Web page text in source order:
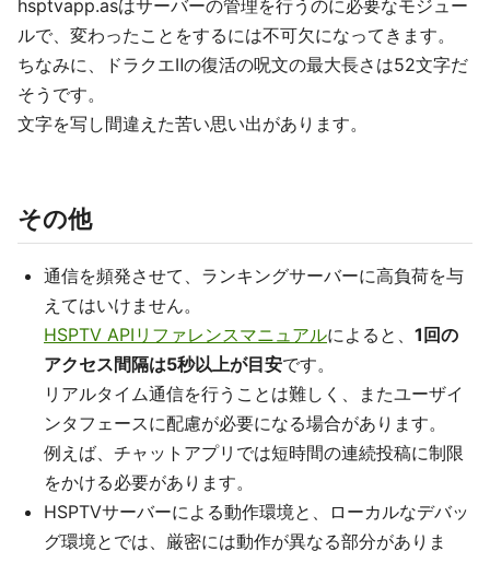
hsptvapp.asはサーバーの管理を行うのに必要なモジュー
ルで、変わったことをするには不可欠になってきます。
ちなみに、ドラクエⅡの復活の呪文の最大長さは52文字だ
そうです。
文字を写し間違えた苦い思い出があります。
その他
通信を頻発させて、ランキングサーバーに高負荷を与
えてはいけません。
HSPTV APIリファレンスマニュアルによると、 1回の
アクセス間隔は5秒以上が目安です。
リアルタイム通信を行うことは難しく、またユーザイ
ンタフェースに配慮が必要になる場合があります。
例えば、チャットアプリでは短時間の連続投稿に制限
をかける必要があります。
HSPTVサーバーによる動作環境と、ローカルなデバッ
グ環境とでは、厳密には動作が異なる部分がありま